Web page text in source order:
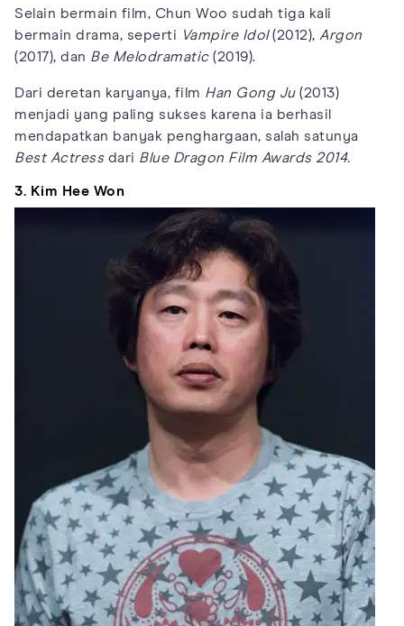
Selain bermain film, Chun Woo sudah tiga kali
bermain drama, seperti Vampire Idol(2012), Argon
(2017), dan Be Melodramatic(2019).
Dari deretan karyanya, film Han Gong Ju(2013)
menjadi yang paling sukses karena ia berhasil
mendapatkan banyak penghargaan, salah satunya
Best Actressdari Blue Dragon Film Awards 2014.
3. Kim Hee Won